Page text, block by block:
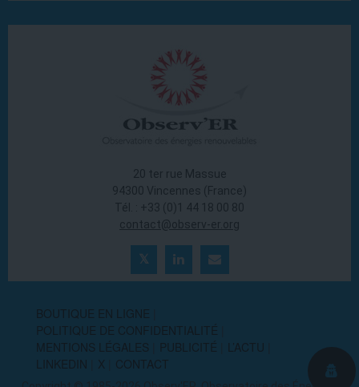
20 ter rue Massue
94300 Vincennes (France)
Tél. : +33 (0)1 44 18 00 80
contact@observ-er.org
BOUTIQUE EN LIGNE
POLITIQUE DE CONFIDENTIALITÉ
MENTIONS LÉGALES
PUBLICITÉ
L’ACTU
LINKEDIN
X CONTACT